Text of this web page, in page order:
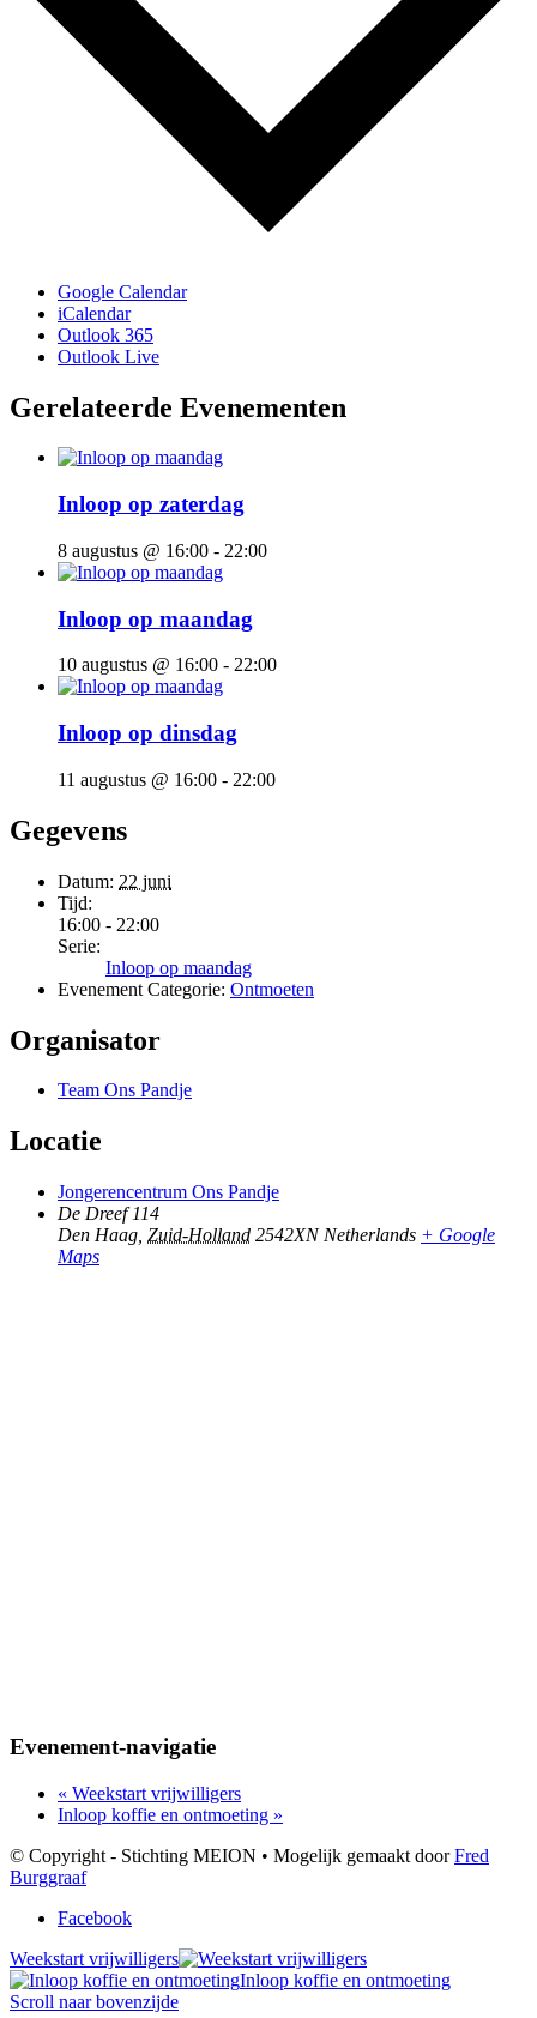
Google Calendar
iCalendar
Outlook 365
Outlook Live
Gerelateerde Evenementen
Inloop op zaterdag
8 augustus @ 16:00 - 22:00
Inloop op maandag
10 augustus @ 16:00 - 22:00
Inloop op dinsdag
11 augustus @ 16:00 - 22:00
Gegevens
Datum: 22 juni
Tijd:
16:00 - 22:00
Serie:
Inloop op maandag
Evenement Categorie: Ontmoeten
Organisator
Team Ons Pandje
Locatie
Jongerencentrum Ons Pandje
De Dreef 114
Den Haag Zuid-Holland 2542XN Netherlands + Google
Maps
Evenement-navigatie
« Weekstart vrijwilligers
Inloop koffie en ontmoeting »
© Copyright - Stichting MEION • Mogelijk gemaakt doorFred
Burggraaf
Facebook
Weekstart vrijwilligers
Inloop koffie en ontmoeting
Scroll naar bovenzijde